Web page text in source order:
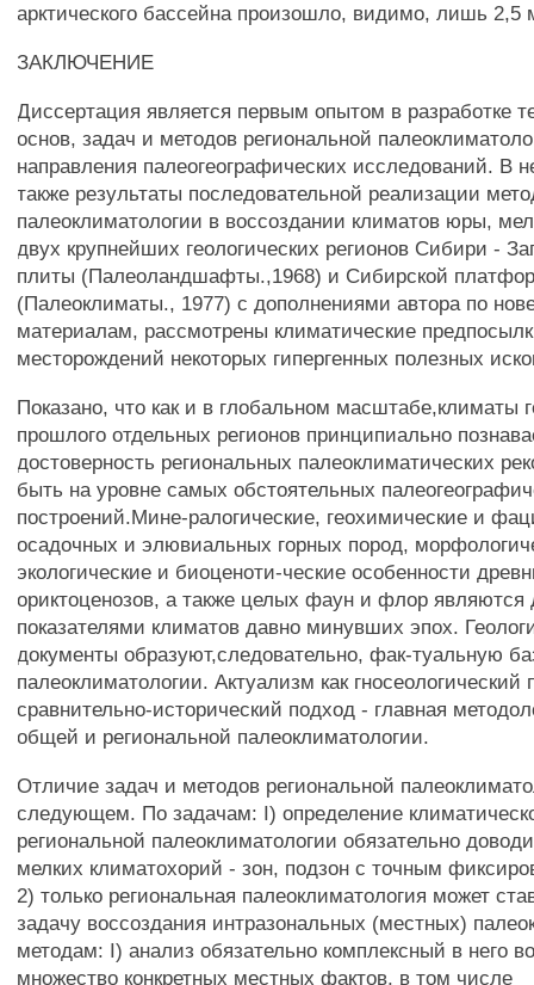
арктического бассейна произошло, видимо, лишь 2,5
ЗАКЛЮЧЕНИЕ
Диссертация является первым опытом в разработке
основ, задач и методов региональной
направления палеогеографических исследований. В
также результаты последовательной реализации
палеоклиматологии в воссоздании климатов юры,
двух крупнейших геологических регионов Сибири -
плиты (Палеоландшафты.,1968) и Сибирской
(Палеоклиматы., 1977) с дополнениями автора по
материалам, рассмотрены климатические
месторождений некоторых гипергенных полезных
Показано, что как и в глобальном масштабе,климаты
прошлого отдельных регионов принципиально
достоверность региональных палеоклиматических
быть на уровне самых обстоятельных
построений.Мине-ралогические, геохимические и
осадочных и элювиальных горных пород,
экологические и биоценоти-ческие особенности
ориктоценозов, а также целых фаун и флор являются
показателями климатов давно минувших эпох.
документы образуют,следовательно, фак-туальную
палеоклиматологии. Актуализм как гносеологический
сравнительно-исторический подход - главная
общей и региональной палеоклиматологии.
Отличие задач и методов региональной
следующем. По задачам: I) определение
региональной палеоклиматологии обязательно
мелких климатохорий - зон, подзон с точным
2) только региональная палеоклиматология может
задачу воссоздания интразональных (местных)
методам: I) анализ обязательно комплексный в него
множество конкретных местных фактов, в том числе